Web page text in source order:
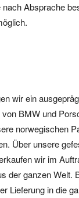
Absprache
wir ein
BMW und
norwegischen
Über unsere
wir im
der ganzen Welt.
Lieferung in die